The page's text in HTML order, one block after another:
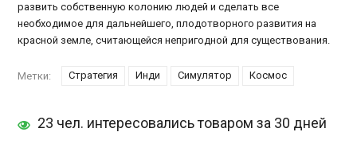
развить собственную колонию людей и сделать все
необходимое для дальнейшего, плодотворного развития на
красной земле, считающейся непригодной для существования.
Метки: Стратегия Инди Симулятор Космос
23 чел. интересовались товаром за 30 дней